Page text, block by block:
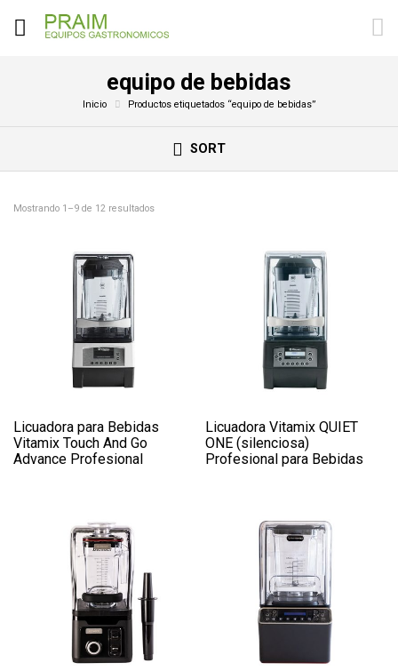
equipo de bebidas
Inicio Productos etiquetados “equipo de bebidas”
SORT
Mostrando 1–9 de 12 resultados
Licuadora para Bebidas
Vitamix Touch And Go
Advance Profesional
Licuadora Vitamix QUIET
ONE (silenciosa)
Profesional para Bebidas